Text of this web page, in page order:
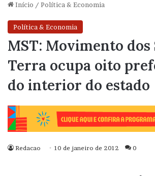
Início / Política & Economia
Política & Economia
MST: Movimento dos
Terra ocupa oito
do interior do estado
Redacao 10 de janeiro de 2012 0